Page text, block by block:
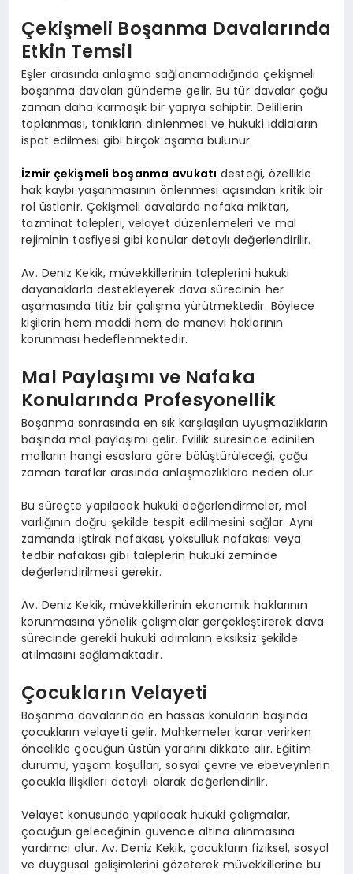
Çekişmeli Boşanma Davalarında
Etkin Temsil
Eşler arasında anlaşma sağlanamadığında çekişmeli
boşanma davaları gündeme gelir. Bu tür davalar çoğu
zaman daha karmaşık bir yapıya sahiptir. Delillerin
toplanması, tanıkların dinlenmesi ve hukuki iddiaların
ispat edilmesi gibi birçok aşama bulunur.
İzmir çekişmeli boşanma avukatı desteği, özellikle
hak kaybı yaşanmasının önlenmesi açısından kritik bir
rol üstlenir. Çekişmeli davalarda nafaka miktarı,
tazminat talepleri, velayet düzenlemeleri ve mal
rejiminin tasfiyesi gibi konular detaylı değerlendirilir.
Av. Deniz Kekik, müvekkillerinin taleplerini hukuki
dayanaklarla destekleyerek dava sürecinin her
aşamasında titiz bir çalışma yürütmektedir. Böylece
kişilerin hem maddi hem de manevi haklarının
korunması hedeflenmektedir.
Mal Paylaşımı ve Nafaka
Konularında Profesyonellik
Boşanma sonrasında en sık karşılaşılan uyuşmazlıkların
başında mal paylaşımı gelir. Evlilik süresince edinilen
malların hangi esaslara göre bölüştürüleceği, çoğu
zaman taraflar arasında anlaşmazlıklara neden olur.
Bu süreçte yapılacak hukuki değerlendirmeler, mal
varlığının doğru şekilde tespit edilmesini sağlar. Aynı
zamanda iştirak nafakası, yoksulluk nafakası veya
tedbir nafakası gibi taleplerin hukuki zeminde
değerlendirilmesi gerekir.
Av. Deniz Kekik, müvekkillerinin ekonomik haklarının
korunmasına yönelik çalışmalar gerçekleştirerek dava
sürecinde gerekli hukuki adımların eksiksiz şekilde
atılmasını sağlamaktadır.
Çocukların Velayeti
Boşanma davalarında en hassas konuların başında
çocukların velayeti gelir. Mahkemeler karar verirken
öncelikle çocuğun üstün yararını dikkate alır. Eğitim
durumu, yaşam koşulları, sosyal çevre ve ebeveynlerin
çocukla ilişkileri detaylı olarak değerlendirilir.
Velayet konusunda yapılacak hukuki çalışmalar,
çocuğun geleceğinin güvence altına alınmasına
yardımcı olur. Av. Deniz Kekik, çocukların fiziksel, sosyal
ve duygusal gelişimlerini gözeterek müvekkillerine bu